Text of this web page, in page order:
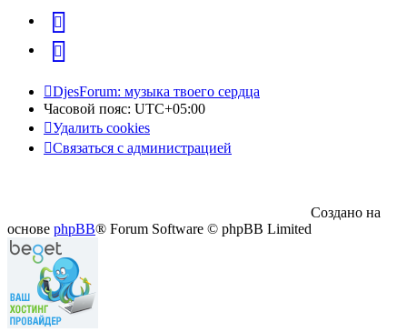
vk
Telegram
DjesForum: музыка твоего сердца
Часовой пояс: UTC+05:00
Удалить cookies
Связаться с администрацией
Создано на
основе phpBB® Forum Software © phpBB Limited